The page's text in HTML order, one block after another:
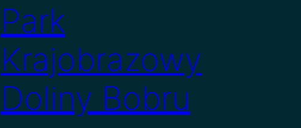
Park
Krajobrazowy
Doliny Bobru